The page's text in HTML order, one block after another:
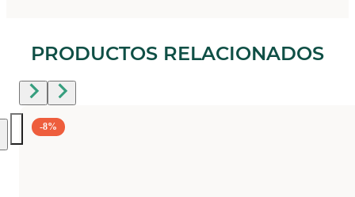
PRODUCTOS RELACIONADOS
-8%